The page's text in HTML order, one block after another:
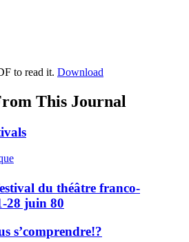
to read it. Download
This Journal
du théâtre franco-
28 juin 80
s’comprendre!?